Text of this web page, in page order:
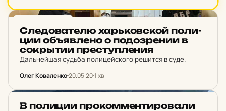
Сле­до­ва­те­лю харь­ков­ской по­ли­
ции об­ъяв­ле­но о по­доз­ре­нии в
сок­рытии прес­туп­ле­ния
Дальнейшая судьба полицейского решится в суде.
Олег Коваленко20.05.201 хв
В по­ли­ции про­ком­мен­ти­ро­ва­ли